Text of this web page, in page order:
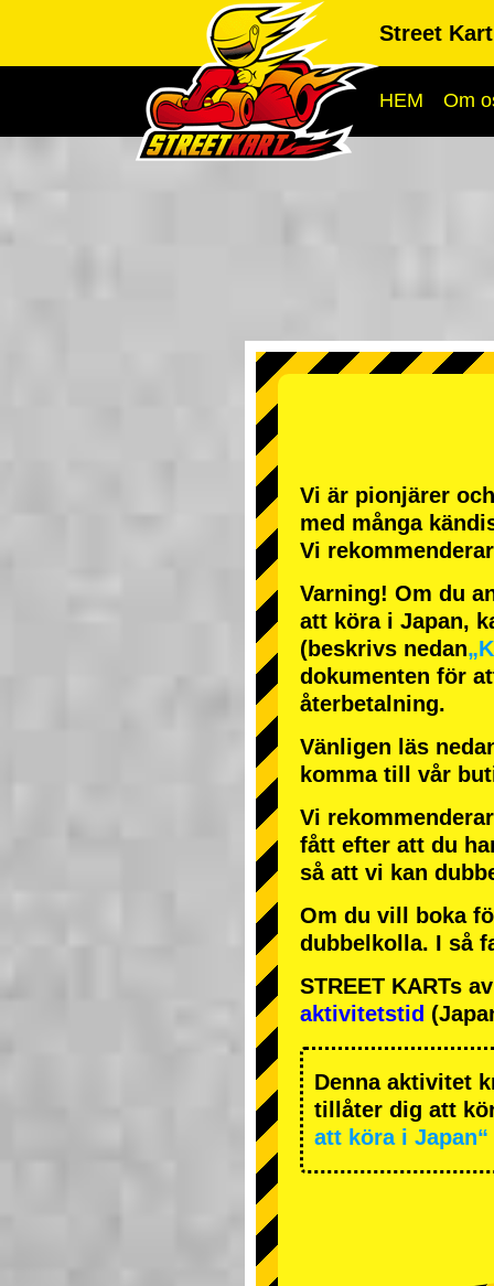
Street
HEM Om
Vi är pionjärer
med många
Vi
Varning! Om du
att köra i Japan,
(beskrivs nedan
dokumenten för
återbetalning.
Vänligen läs
komma till vår
Vi
fått efter att du
så att vi kan
Om du vill boka
dubbelkolla. I så
STREET KARTs
aktivitetstid
Denna aktivitet
tillåter dig att
att köra i Japan“